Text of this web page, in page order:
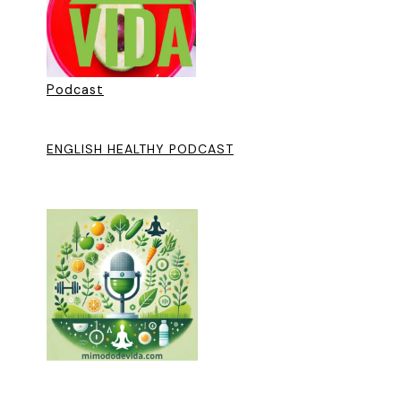
Podcast
ENGLISH HEALTHY PODCAST